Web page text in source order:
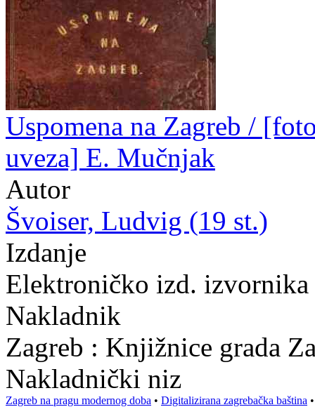
Uspomena na Zagreb /
uveza] E. Mučnjak
Autor
Švoiser, Ludvig (19 st.)
Izdanje
Elektroničko izd.
Nakladnik
Zagreb : Knjižnice grada
Nakladnički niz
Zagreb na pragu modernog doba • Digitalizirana zagrebačka baština